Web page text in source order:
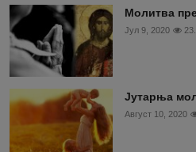
Молитва
Јул 9, 2020
Јутарња
Август 10, 2020